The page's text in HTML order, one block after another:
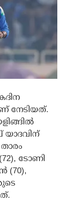
നേടിയത്.
യാദവിന്
ടോണി
(70),